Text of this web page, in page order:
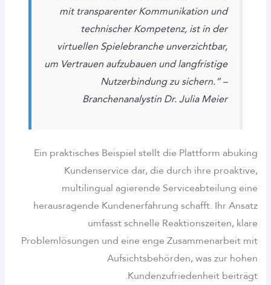
mit transparenter Kommunikation und
technischer Kompetenz, ist in der
virtuellen Spielebranche unverzichtbar,
um Vertrauen aufzubauen und langfristige
Nutzerbindung zu sichern.“ –
Branchenanalystin Dr. Julia Meier
Ein praktisches Beispiel stellt die Plattform abuking
Kundenservice dar, die durch ihre proaktive,
multilingual agierende Serviceabteilung eine
herausragende Kundenerfahrung schafft. Ihr Ansatz
umfasst schnelle Reaktionszeiten, klare
Problemlösungen und eine enge Zusammenarbeit mit
Aufsichtsbehörden, was zur hohen
Kundenzufriedenheit beiträgt.